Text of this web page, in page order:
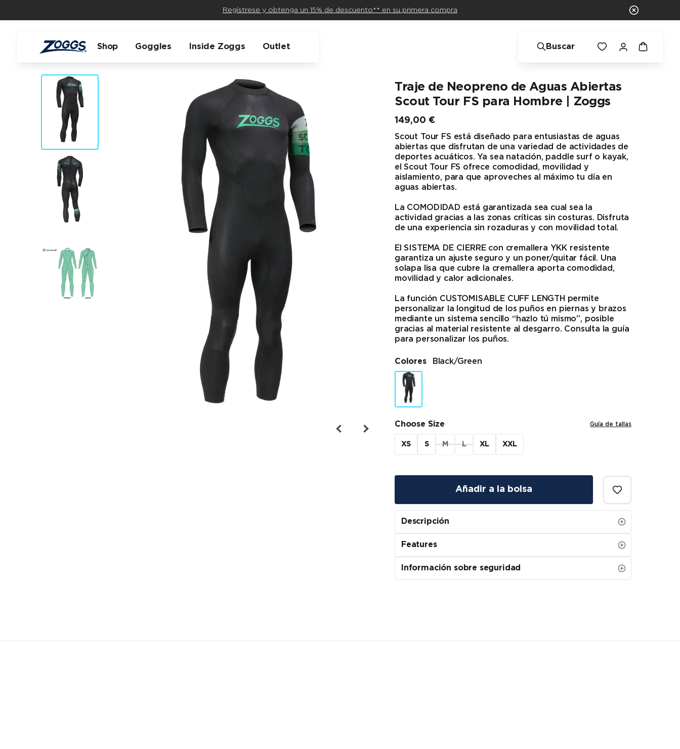
Regístrese y obtenga un 15% de descuento** en su primera compra
Shop Goggles Inside Zoggs Outlet Buscar
Traje de Neopreno de Aguas Abiertas
Scout Tour FS para Hombre | Zoggs
149,00 €
Precio final
Scout Tour FS está diseñado para entusiastas de aguas
abiertas que disfrutan de una variedad de actividades de
deportes acuáticos. Ya sea natación, paddle surf o kayak,
el Scout Tour FS ofrece comodidad, movilidad y
aislamiento, para que aproveches al máximo tu día en
aguas abiertas.
La COMODIDAD está garantizada sea cual sea la
actividad gracias a las zonas críticas sin costuras. Disfruta
de una experiencia sin rozaduras y con movilidad total.
El SISTEMA DE CIERRE con cremallera YKK resistente
garantiza un ajuste seguro y un poner/quitar fácil. Una
solapa lisa que cubre la cremallera aporta comodidad,
movilidad y calor adicionales.
La función CUSTOMISABLE CUFF LENGTH permite
personalizar la longitud de los puños en piernas y brazos
mediante un sistema sencillo “hazlo tú mismo”, posible
gracias al material resistente al desgarro. Consulta la guía
para personalizar los puños.
Colores Black/Green
Choose Size Guía de tallas
XS S M L XL XXL
Añadir a la bolsa
Descripción
Features
Información sobre seguridad